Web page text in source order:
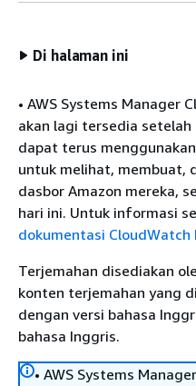
Di halaman ini
• AWS Systems Manager
akan lagi tersedia setelah
dapat terus
untuk melihat, membuat,
dasbor Amazon mereka,
hari ini. Untuk informasi
dokumentasi CloudWatch
Terjemahan disediakan
konten terjemahan yang
dengan versi bahasa
bahasa Inggris.
• AWS Systems